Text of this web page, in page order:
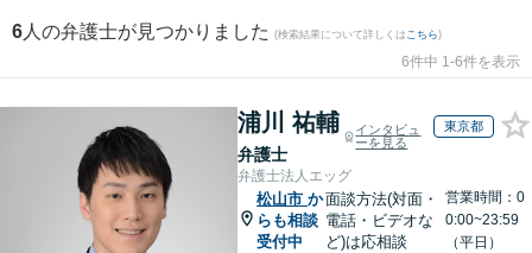
6 人の弁護士が見つかりました (検索結果について詳しくは こちら)
6件中 1-6件を表示
浦川 祐輔
弁護士
インタビュ
ーを見る
東京都
弁護士法人エッグ
松山市 か
らも相談
受付中
面談方法(対面・
電話・ビデオな
ど)は応相談
営業時間：0
0:00~23:59
（平日）